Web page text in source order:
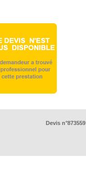
Devis n°873559